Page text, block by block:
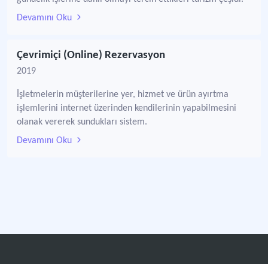
Devamını Oku
Çevrimiçi (Online) Rezervasyon
2019
İşletmelerin müşterilerine yer, hizmet ve ürün ayırtma
işlemlerini internet üzerinden kendilerinin yapabilmesini
olanak vererek sundukları sistem.
Devamını Oku